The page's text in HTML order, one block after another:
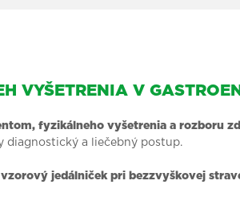
VYŠETRENIA V
fyzikálneho vyšetrenia a rozboru
diagnostický a liečebný postup.
jedálniček pri bezzvyškovej